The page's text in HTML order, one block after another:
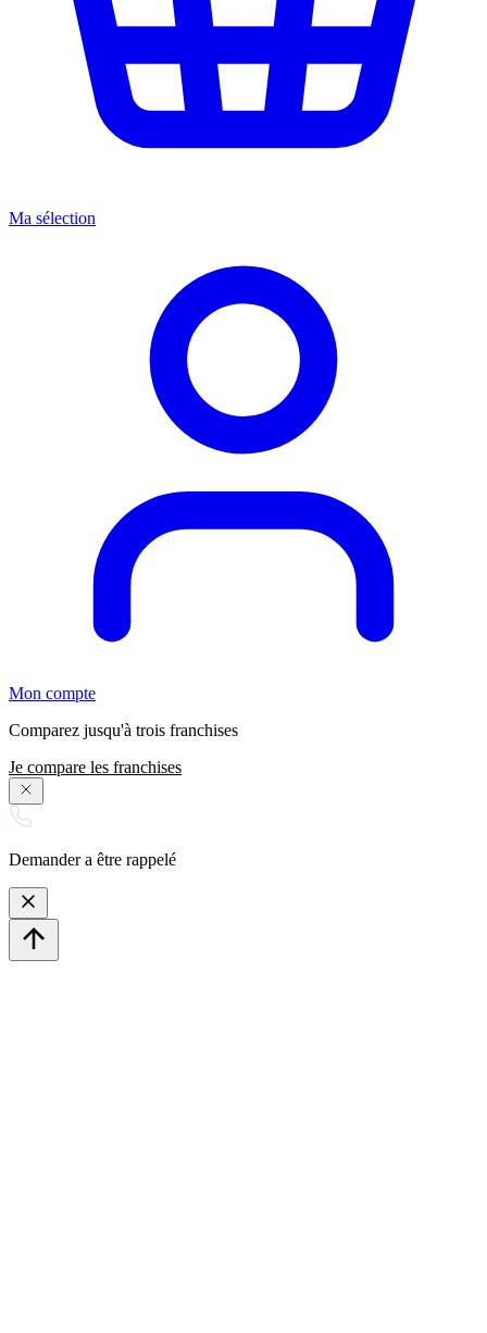
Ma sélection
Mon compte
Comparez jusqu'à trois franchises
Je compare les franchises
Demander a être rappelé